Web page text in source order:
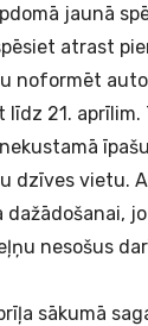
jaunā
atrast
noformēt
21. aprīlim.
dzīves vietu.
nesošus
sākumā